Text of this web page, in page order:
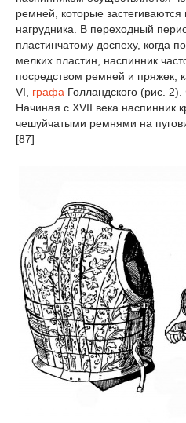
ремней, которые
нагрудника. В переходный
пластинчатому доспеху, когда
мелких пластин, наспинник
посредством ремней и пряжек,
VI, графа Голландского (рис.
Начиная с XVII века наспинник
чешуйчатыми ремнями на
[87]